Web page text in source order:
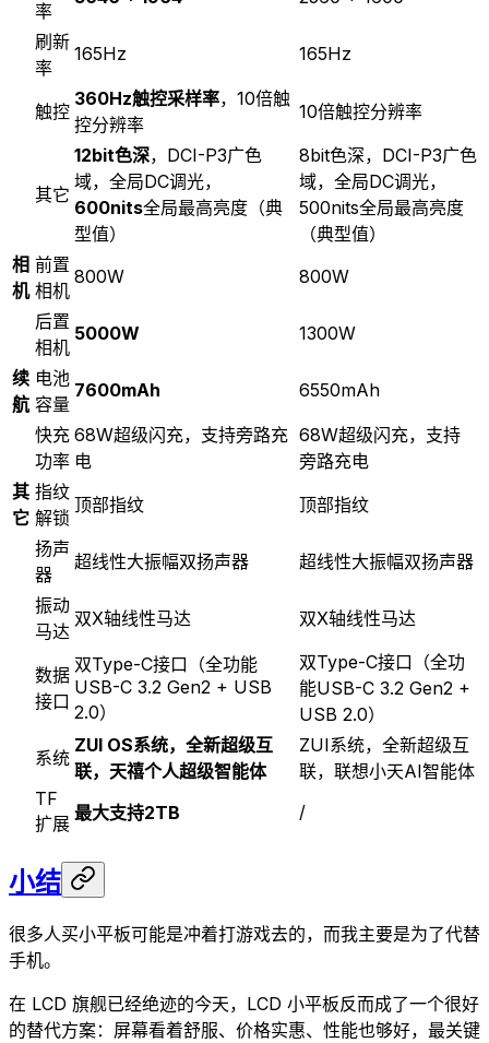
率
刷新
率
165Hz 165Hz
触控
360Hz触控采样率，10倍触
控分辨率
10倍触控分辨率
其它
12bit色深，DCI-P3广色
域，全局DC调光，
600nits全局最高亮度（典
型值）
8bit色深，DCI-P3广色
域，全局DC调光，
500nits全局最高亮度
（典型值）
相
机
前置
相机
800W 800W
后置
相机
5000W 1300W
续
航
电池
容量
7600mAh 6550mAh
快充
功率
68W超级闪充，支持旁路充
电
68W超级闪充，支持
旁路充电
其
它
指纹
解锁
顶部指纹
顶部指纹
扬声
器
超线性大振幅双扬声器
超线性大振幅双扬声器
振动
马达
双X轴线性马达 双X轴线性马达
数据
接口
双Type-C接口（全功能
USB-C 3.2 Gen2 + USB
2.0）
双Type-C接口（全功
能USB-C 3.2 Gen2 +
USB 2.0）
系统
ZUI OS系统，全新超级互
联，天禧个人超级智能体
ZUI系统，全新超级互
联，联想小天AI智能体
TF
扩展 最大支持2TB /
小结
很多人买小平板可能是冲着打游戏去的，而我主要是为了代替
手机。
在 LCD 旗舰已经绝迹的今天，LCD 小平板反而成了一个很好
的替代方案：屏幕看着舒服、价格实惠、性能也够好，最关键